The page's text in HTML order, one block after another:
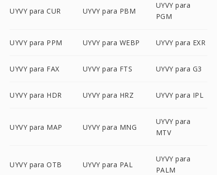
UYVY para CUR UYVY para PBM
UYVY para
PGM
UYVY para PPM UYVY para WEBP UYVY para EXR
UYVY para FAX UYVY para FTS UYVY para G3
UYVY para HDR UYVY para HRZ UYVY para IPL
UYVY para MAP UYVY para MNG
UYVY para
MTV
UYVY para OTB UYVY para PAL
UYVY para
PALM